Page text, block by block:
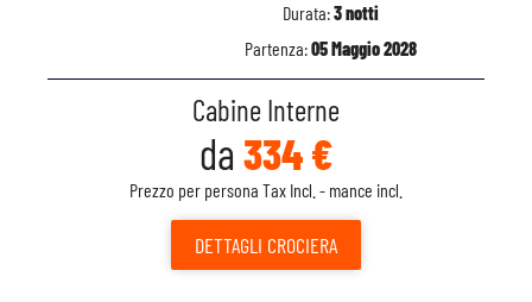
Durata:3 notti
Partenza:05 Maggio 2028
Cabine Interne
da 334 €
Prezzo per persona Tax Incl. - mance incl.
DETTAGLI CROCIERA